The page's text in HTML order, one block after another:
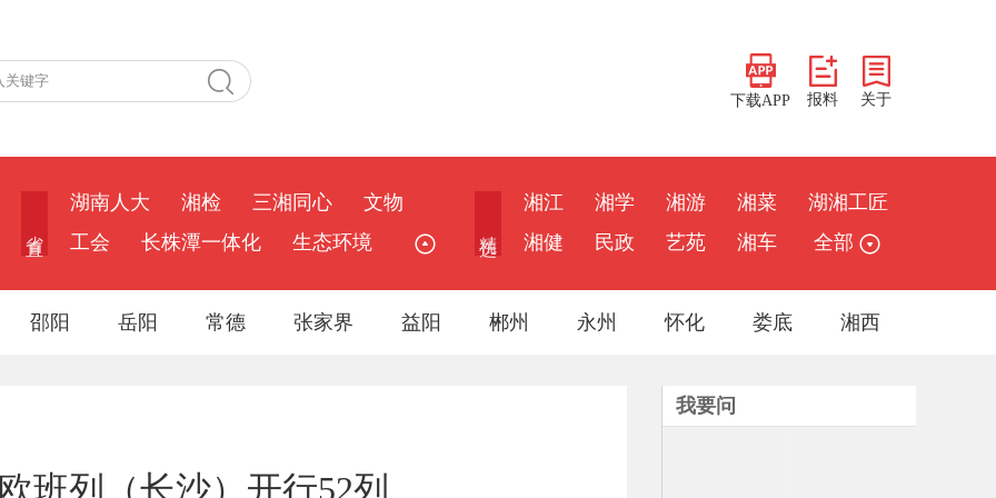
下载APP 报料 关于
湖南人大 湘检 三湘同心
文物
工会
长株潭一体化 生态环境
湘江 湘学 湘游 湘菜
湖湘工匠
湘健
民政 艺苑 湘车 全部
邵阳 岳阳 常德 张家界 益阳 郴州 永州 怀化 娄底 湘西
班列（长沙）开行52列
我要问